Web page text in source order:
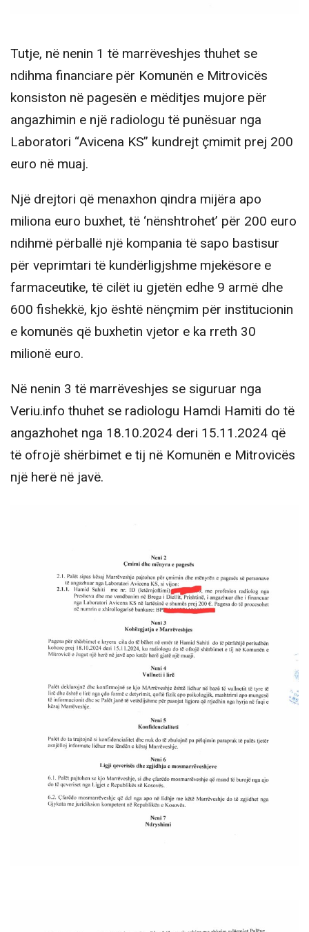
Tutje, në nenin 1 të marrëveshjes thuhet se
ndihma financiare për Komunën e Mitrovicës
konsiston në pagesën e mëditjes mujore për
angazhimin e një radiologu të punësuar nga
Laboratori “Avicena KS” kundrejt çmimit prej 200
euro në muaj.
Një drejtori që menaxhon qindra mijëra apo
miliona euro buxhet, të ‘nënshtrohet’ për 200 euro
ndihmë përballë një kompania të sapo bastisur
për veprimtari të kundërligjshme mjekësore e
farmaceutike, të cilët iu gjetën edhe 9 armë dhe
600 fishekkë, kjo është nënçmim për institucionin
e komunës që buxhetin vjetor e ka rreth 30
milionë euro.
Në nenin 3 të marrëveshjes se siguruar nga
Veriu.info thuhet se radiologu Hamdi Hamiti do të
angazhohet nga 18.10.2024 deri 15.11.2024 që
të ofrojë shërbimet e tij në Komunën e Mitrovicës
një herë në javë.